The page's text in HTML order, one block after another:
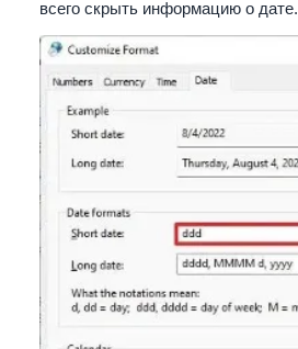
всего скрыть информацию о дате.